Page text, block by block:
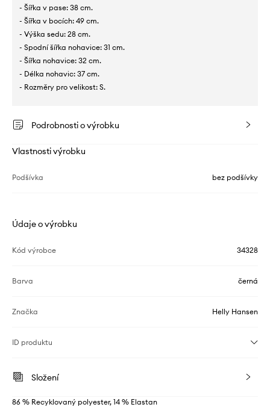
- Šířka v pase: 38 cm.
- Šířka v bocích: 49 cm.
- Výška sedu: 28 cm.
- Spodní šířka nohavice: 31 cm.
- Šířka nohavice: 32 cm.
- Délka nohavic: 37 cm.
- Rozměry pro velikost: S.
Podrobnosti o výrobku
Vlastnosti výrobku
Podšívka bez podšívky
Údaje o výrobku
Kód výrobce 34328
Barva černá
Značka Helly Hansen
ID produktu
Složení
86 % Recyklovaný polyester, 14 % Elastan